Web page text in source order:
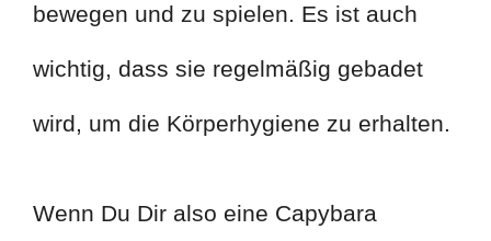
bewegen und zu spielen. Es ist auch
wichtig, dass sie regelmäßig gebadet
wird, um die Körperhygiene zu erhalten.
Wenn Du Dir also eine Capybara